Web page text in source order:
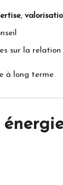
,
sur la relation
à long terme.